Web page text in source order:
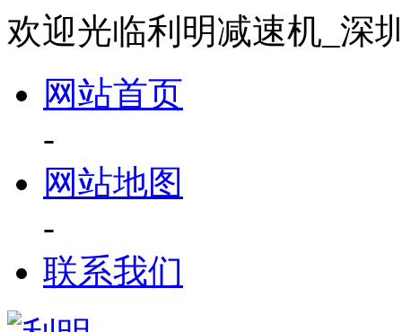
欢迎光临利明减速机_深
网站首页
-
网站地图
-
联系我们